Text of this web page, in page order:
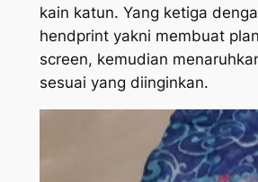
kain katun. Yang ketiga
hendprint yakni membuat
screen, kemudian
sesuai yang diinginkan.